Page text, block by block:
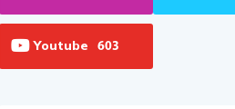
Youtube 603